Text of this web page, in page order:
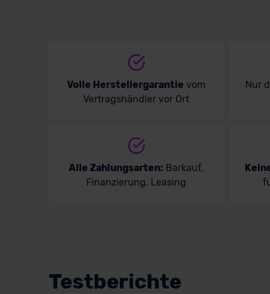
Volle Herstellergarantie vom
Vertragshändler vor Ort
Nur
Alle Zahlungsarten: Barkauf,
Finanzierung, Leasing
Testberichte